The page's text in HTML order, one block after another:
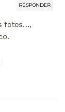
RESPONDER
fotos…,